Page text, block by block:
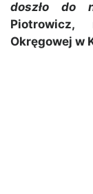
doszło do
Piotrowicz,
Okręgowej w